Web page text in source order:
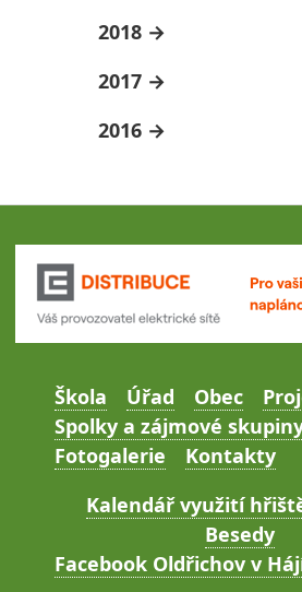
2018
2017
2016
Škola Úřad Obec
Spolky a zájmové
Fotogalerie
Kontakty
Kalendář využití
Besedy
Facebook Oldřichov v